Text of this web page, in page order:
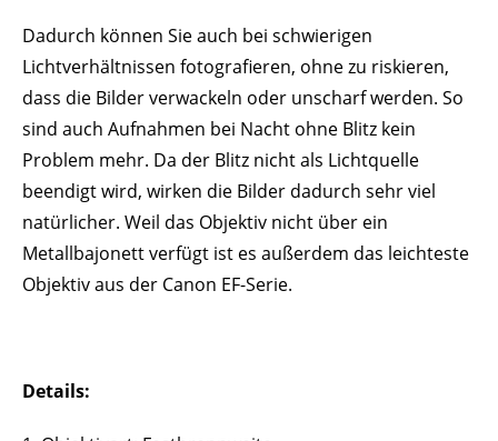
Dadurch können Sie auch bei schwierigen
Lichtverhältnissen fotografieren, ohne zu riskieren,
dass die Bilder verwackeln oder unscharf werden. So
sind auch Aufnahmen bei Nacht ohne Blitz kein
Problem mehr. Da der Blitz nicht als Lichtquelle
beendigt wird, wirken die Bilder dadurch sehr viel
natürlicher. Weil das Objektiv nicht über ein
Metallbajonett verfügt ist es außerdem das leichteste
Objektiv aus der Canon EF-Serie.
Details: